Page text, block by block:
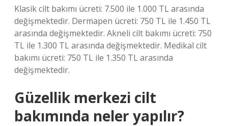
Klasik cilt bakımı ücreti: 7.500 ile 1.000 TL arasında
değişmektedir. Dermapen ücreti: 750 TL ile 1.450 TL
arasında değişmektedir. Akneli cilt bakımı ücreti: 750
TL ile 1.300 TL arasında değişmektedir. Medikal cilt
bakımı ücreti: 750 TL ile 1.350 TL arasında
değişmektedir.
Güzellik merkezi cilt
bakımında neler yapılır?